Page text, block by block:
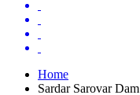
Home
Sardar Sarovar Dam